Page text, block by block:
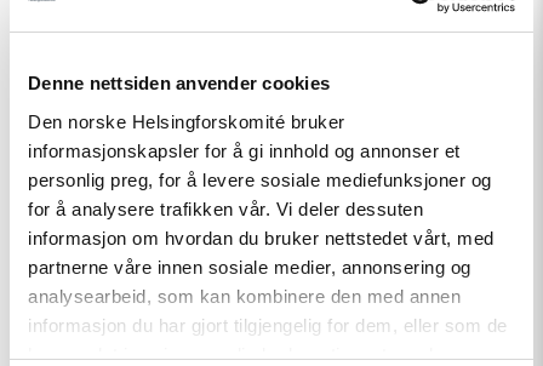
Denne nettsiden anvender cookies
Den norske Helsingforskomité bruker
informasjonskapsler for å gi innhold og annonser et
personlig preg, for å levere sosiale mediefunksjoner og
for å analysere trafikken vår. Vi deler dessuten
informasjon om hvordan du bruker nettstedet vårt, med
partnerne våre innen sosiale medier, annonsering og
analysearbeid, som kan kombinere den med annen
informasjon du har gjort tilgjengelig for dem, eller som de
har samlet inn gjennom din bruk av tjenestene deres.
–